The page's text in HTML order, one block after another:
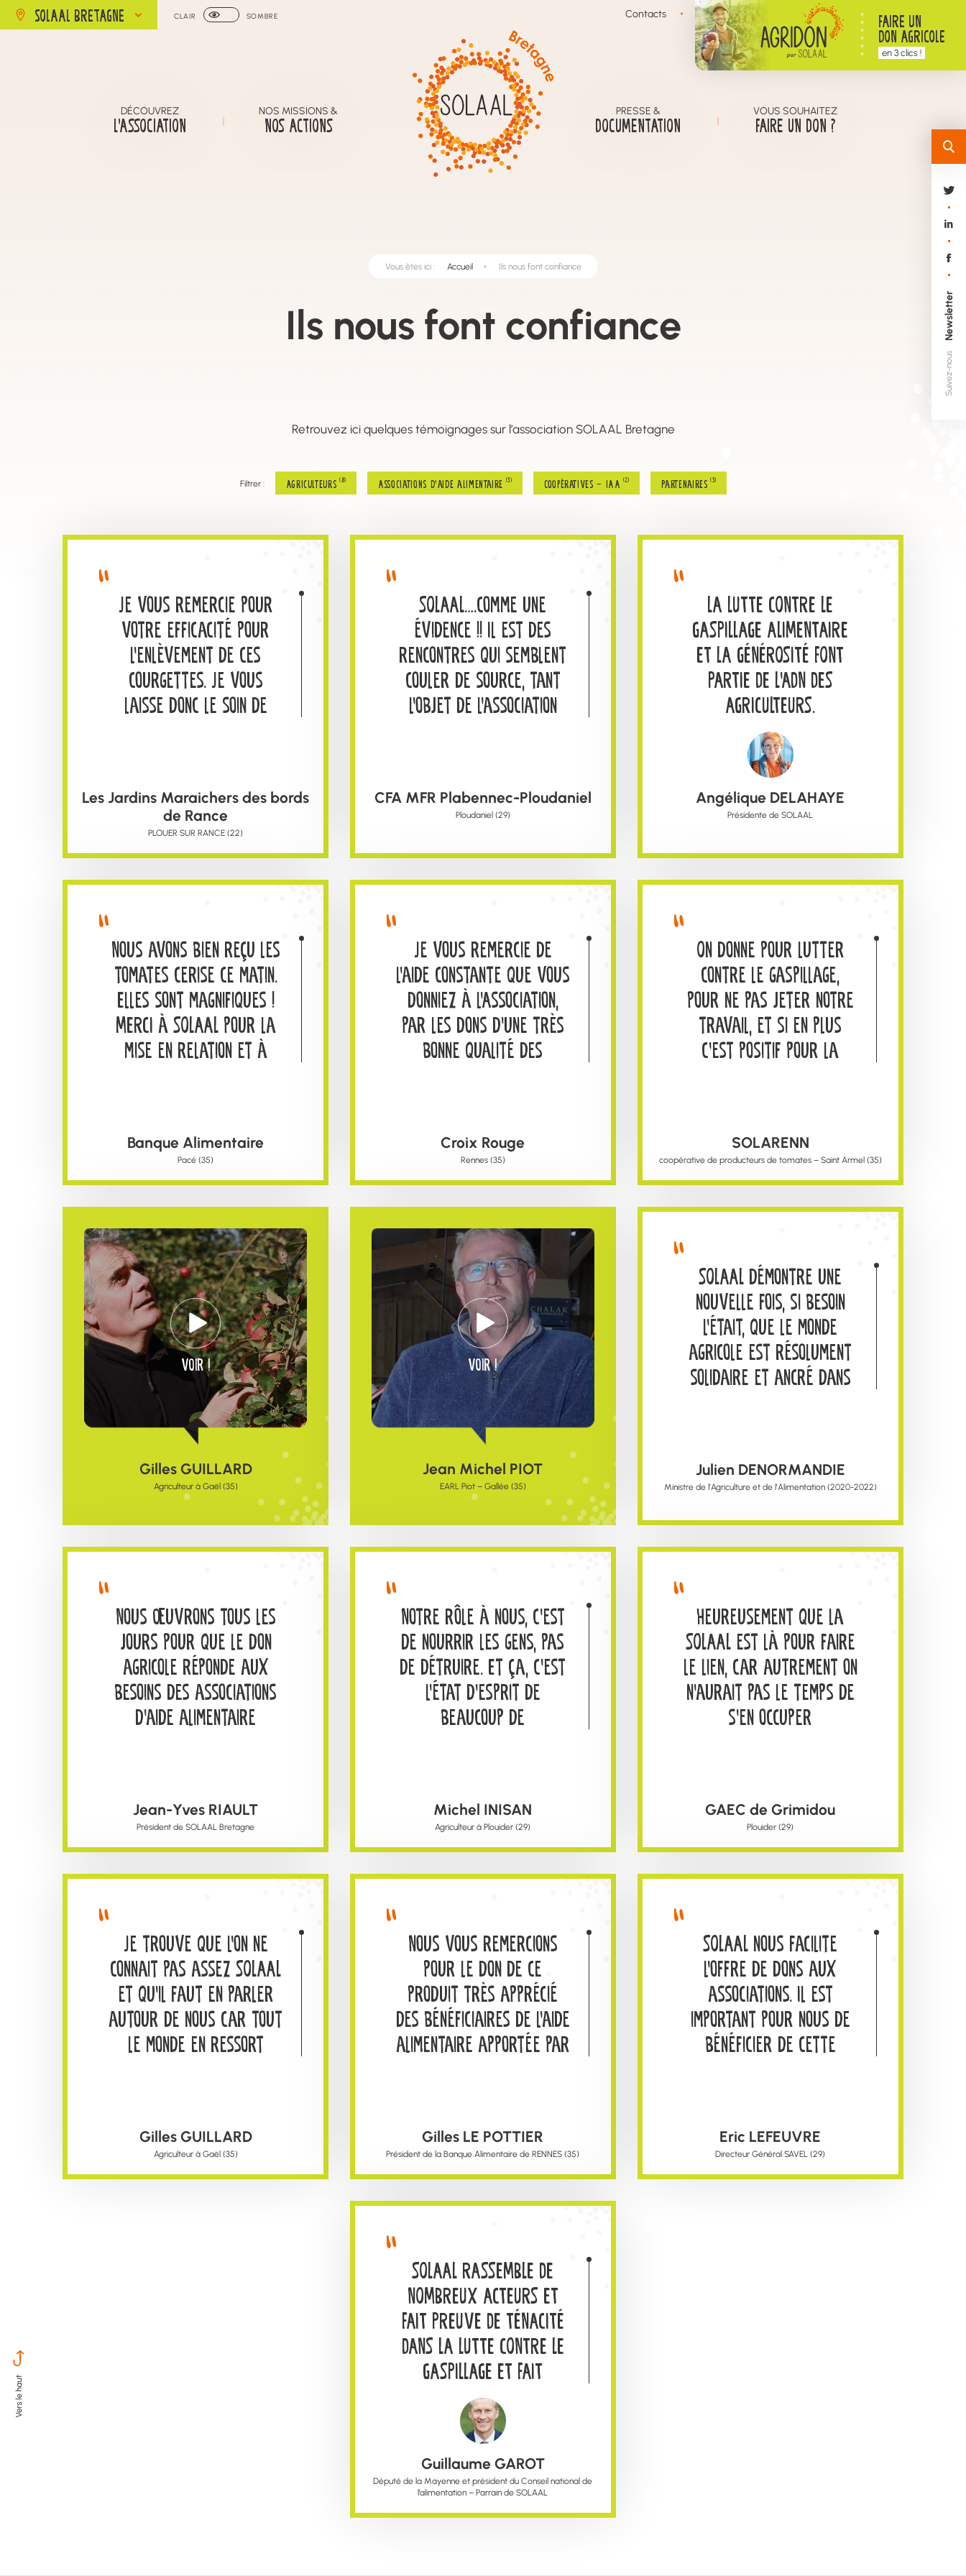
SOLAAL BRETAGNE CLAIR SOMBRE Contacts FAIRE UN
DON AGRICOLE
en 3 clics !
DÉCOUVREZ
L’ASSOCIATION
NOS MISSIONS &
NOS ACTIONS
PRESSE &
DOCUMENTATION
VOUS SOUHAITEZ
FAIRE UN DON ?
Suivez-nous
Newsletter
Vous êtes ici : Accueil Ils nous font confiance
Ils nous font confiance
Retrouvez ici quelques témoignages sur l’association SOLAAL Bretagne
Filtrer : Agriculteurs (8) Associations d’aide alimentaire (3) Coopératives – IAA (2) Partenaires (3)
Je vous remercie pour
votre efficacité pour
l’enlèvement de ces
courgettes. Je vous
laisse donc le soin de
engagement aux
personnes qui en ont le
plus besoin.
Les Jardins Maraichers des bords
de Rance
PLOUER SUR RANCE (22)
SOLAAL….comme une
évidence !! Il est des
rencontres qui semblent
couler de source, tant
l’objet de l’association
CFA MFR Plabennec-Ploudaniel
Ploudaniel (29)
LA LUTTE CONTRE LE
GASPILLAGE ALIMENTAIRE
ET LA GÉNÉROSITÉ FONT
PARTIE DE L’ADN DES
AGRICULTEURS.
Angélique DELAHAYE
Présidente de SOLAAL
Nous avons bien reçu les
tomates cerise ce matin.
Elles sont magnifiques !
MERCI à SOLAAL pour la
mise en relation et à
Banque Alimentaire
Pacé (35)
Je vous remercie de
l’aide constante que vous
donniez à l’Association,
par les dons d’une très
bonne qualité des
Croix Rouge
Rennes (35)
On donne pour lutter
contre le gaspillage,
pour ne pas jeter notre
travail, et si en plus
c’est positif pour la
SOLARENN
coopérative de producteurs de tomates – Saint Armel (35)
voir !
Gilles GUILLARD
Agriculteur à Gaël (35)
voir !
Jean Michel PIOT
EARL Piot – Gallée (35)
SOLAAL démontre une
nouvelle fois, si besoin
l’était, que le monde
agricole est résolument
solidaire et ancré dans
Julien DENORMANDIE
Ministre de l’Agriculture et de l’Alimentation (2020-2022)
Nous œuvrons tous les
jours pour que le don
agricole réponde aux
besoins des associations
d’aide alimentaire
Jean-Yves RIAULT
Président de SOLAAL Bretagne
Notre rôle à nous, c’est
de nourrir les gens, pas
de détruire. Et ça, c’est
l’état d’esprit de
beaucoup de
Michel INISAN
Agriculteur à Plouider (29)
Heureusement que la
SOLAAL est là pour faire
le lien, car autrement on
n’aurait pas le temps de
s’en occuper
GAEC de Grimidou
Plouider (29)
Je trouve que l’on ne
connait pas assez SOLAAL
et qu’il faut en parler
autour de nous car tout
le monde en ressort
alimentaire et les
bénéficiaires
Gilles GUILLARD
Agriculteur à Gaël (35)
Nous vous remercions
pour le don de ce
produit très apprécié
des bénéficiaires de l’aide
alimentaire apportée par
positionnés comme
« acteurs de la
solidarité » à nos côtés.
promouvoir autour de
nous, car il nous permet
de satisfaire, du mieux
possible, les besoins des
plus démunis de notre
territoire
Gilles LE POTTIER
Président de la Banque Alimentaire de RENNES (35)
SOLAAL nous facilite
l’offre de dons aux
associations. Il est
important pour nous de
bénéficier de cette
nombre d’acteurs
associatifs afin de
Eric LEFEUVRE
Directeur Général SAVEL (29)
SOLAAL RASSEMBLE DE
NOMBREUX ACTEURS ET
FAIT PREUVE DE TÉNACITÉ
DANS LA LUTTE CONTRE LE
GASPILLAGE ET FAIT
PREUVE DE TÉNACITÉ DANS
LA LUTTE CONTRE LE
GASPILLAGE
Guillaume GAROT
Député de la Mayenne et président du Conseil national de
l’alimentation – Parrain de SOLAAL